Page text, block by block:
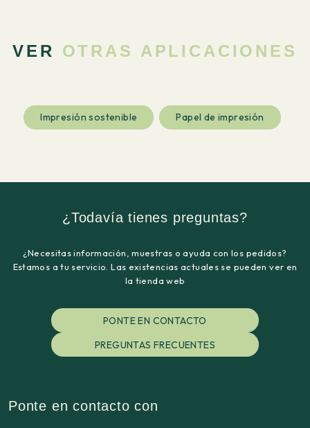
VER OTRAS APLICACIONES
Impresión sostenible Papel de impresión
¿Todavía tienes preguntas?
¿Necesitas información, muestras o ayuda con los pedidos?
Estamos a tu servicio. Las existencias actuales se pueden ver en
la tienda web
PONTE EN CONTACTO
PREGUNTAS FRECUENTES
Ponte en contacto con